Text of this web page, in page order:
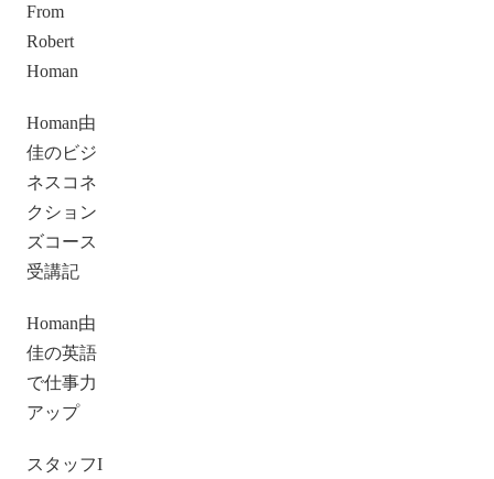
From
Robert
Homan
Homan由
佳のビジ
ネスコネ
クション
ズコース
受講記
Homan由
佳の英語
で仕事力
アップ
スタッフI